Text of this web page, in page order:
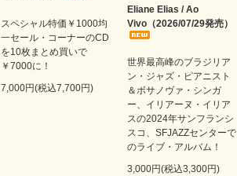
スペシャル特価￥1000均
一セール・コーナーのCD
を10枚まとめ買いで
￥7000に！
7,000円(税込7,700円)
Eliane Elias / Ao
Vivo（2026/07/29発売）
世界最高峰のブラジリア
ン・ジャズ・ピアニスト
＆ボサノヴァ・シンガ
ー、イリアーヌ・イリア
スの2024年サンフランシ
スコ、SFJAZZセンターで
のライブ・アルバム！
3,000円(税込3,300円)